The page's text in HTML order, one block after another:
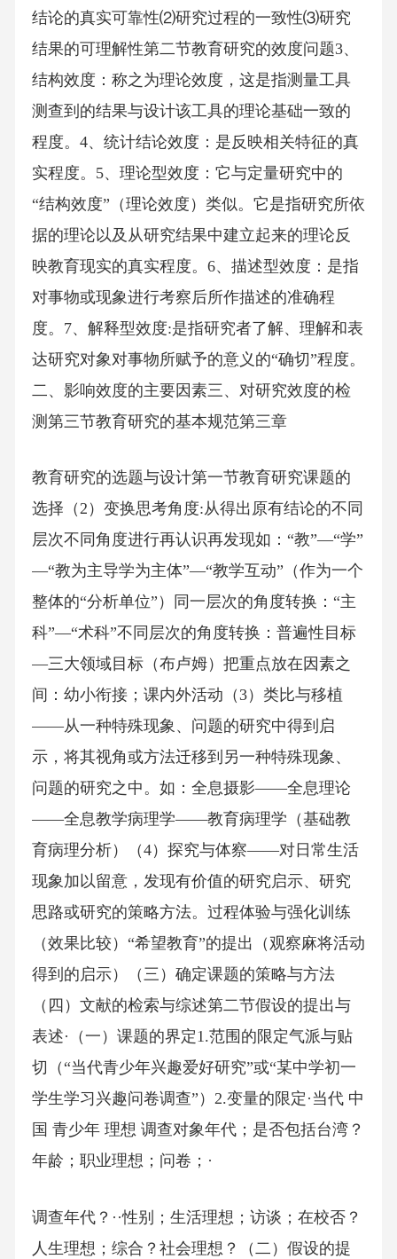
结论的真实可靠性⑵研究过程的一致性⑶研究
结果的可理解性第二节教育研究的效度问题3、
结构效度：称之为理论效度，这是指测量工具
测查到的结果与设计该工具的理论基础一致的
程度。4、统计结论效度：是反映相关特征的真
实程度。5、理论型效度：它与定量研究中的
“结构效度”（理论效度）类似。它是指研究所依
据的理论以及从研究结果中建立起来的理论反
映教育现实的真实程度。6、描述型效度：是指
对事物或现象进行考察后所作描述的准确程
度。7、解释型效度:是指研究者了解、理解和表
达研究对象对事物所赋予的意义的“确切”程度。
二、影响效度的主要因素三、对研究效度的检
测第三节教育研究的基本规范第三章
教育研究的选题与设计第一节教育研究课题的
选择（2）变换思考角度:从得出原有结论的不同
层次不同角度进行再认识再发现如：“教”—“学”
—“教为主导学为主体”—“教学互动”（作为一个
整体的“分析单位”）同一层次的角度转换：“主
科”—“术科”不同层次的角度转换：普遍性目标
—三大领域目标（布卢姆）把重点放在因素之
间：幼小衔接；课内外活动（3）类比与移植
——从一种特殊现象、问题的研究中得到启
示，将其视角或方法迁移到另一种特殊现象、
问题的研究之中。如：全息摄影——全息理论
——全息教学病理学——教育病理学（基础教
育病理分析）（4）探究与体察——对日常生活
现象加以留意，发现有价值的研究启示、研究
思路或研究的策略方法。过程体验与强化训练
（效果比较）“希望教育”的提出（观察麻将活动
得到的启示）（三）确定课题的策略与方法
（四）文献的检索与综述第二节假设的提出与
表述·（一）课题的界定1.范围的限定气派与贴
切（“当代青少年兴趣爱好研究”或“某中学初一
学生学习兴趣问卷调查”）2.变量的限定·当代 中
国 青少年 理想 调查对象年代；是否包括台湾？
年龄；职业理想；问卷；·
调查年代？··性别；生活理想；访谈；在校否？
人生理想；综合？社会理想？（二）假设的提